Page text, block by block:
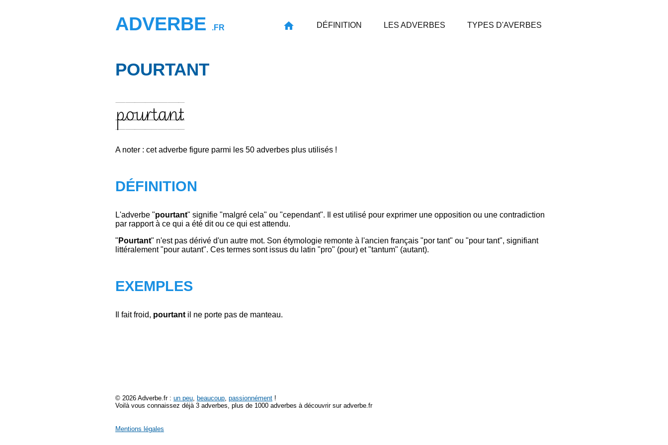
ADVERBE .FR DÉFINITION LES ADVERBES TYPES D'AVERBES
POURTANT
pourtant
A noter : cet adverbe figure parmi les 50 adverbes plus utilisés !
DÉFINITION
L'adverbe "pourtant" signifie "malgré cela" ou "cependant". Il est utilisé pour exprimer une opposition ou une contradiction
par rapport à ce qui a été dit ou ce qui est attendu.
" Pourtant" n'est pas dérivé d'un autre mot. Son étymologie remonte à l'ancien français "por tant" ou "pour tant", signifiant
littéralement "pour autant". Ces termes sont issus du latin "pro" (pour) et "tantum" (autant).
EXEMPLES
Il fait froid, pourtant il ne porte pas de manteau.
© 2026 Adverbe.fr : un peu, beaucoup, passionnément !
Voilà vous connaissez déjà 3 adverbes, plus de 1000 adverbes à découvrir sur adverbe.fr
Mentions légales